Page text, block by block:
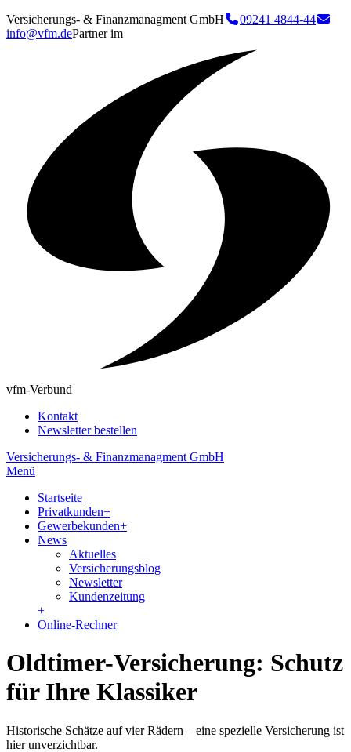
Versicherungs- & Finanzmanagment GmbH
09241 4844-44
info@vfm.dePartner im
vfm-Verbund
Kontakt
Newsletter bestellen
Versicherungs- & Finanzmanagment GmbH
Menü
Startseite
Privatkunden+
Gewerbekunden+
News
Aktuelles
Versicherungsblog
Newsletter
Kundenzeitung
+
Online-Rechner
Oldtimer-Versicherung: Schutz
für Ihre Klassiker
Historische Schätze auf vier Rädern – eine spezielle Versicherung ist
hier unverzichtbar.